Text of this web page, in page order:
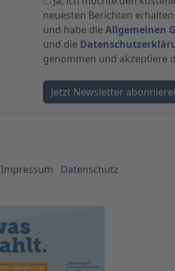
neuesten Berichten erhalten
und habe dieAllgemeinen
und die
genommen und akzeptiere
Impressum Datenschutz